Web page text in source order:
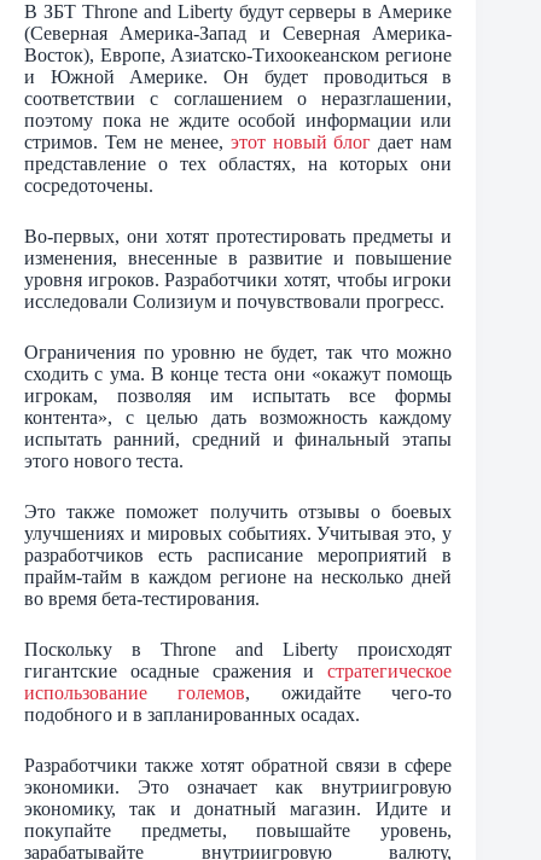
В ЗБТ Throne and Liberty будут серверы в Америке
(Северная Америка-Запад и Северная Америка-
Восток), Европе, Азиатско-Тихоокеанском регионе
и Южной Америке. Он будет проводиться в
соответствии с соглашением о неразглашении,
поэтому пока не ждите особой информации или
стримов. Тем не менее, этот новый блог дает нам
представление о тех областях, на которых они
сосредоточены.
Во-первых, они хотят протестировать предметы и
изменения, внесенные в развитие и повышение
уровня игроков. Разработчики хотят, чтобы игроки
исследовали Солизиум и почувствовали прогресс.
Ограничения по уровню не будет, так что можно
сходить с ума. В конце теста они «окажут помощь
игрокам, позволяя им испытать все формы
контента», с целью дать возможность каждому
испытать ранний, средний и финальный этапы
этого нового теста.
Это также поможет получить отзывы о боевых
улучшениях и мировых событиях. Учитывая это, у
разработчиков есть расписание мероприятий в
прайм-тайм в каждом регионе на несколько дней
во время бета-тестирования.
Поскольку в Throne and Liberty происходят
гигантские осадные сражения истратегическое
использование големов, ожидайте чего-то
подобного и в запланированных осадах.
Разработчики также хотят обратной связи в сфере
экономики. Это означает как внутриигровую
экономику, так и донатный магазин. Идите и
покупайте предметы, повышайте уровень,
зарабатывайте внутриигровую валюту,